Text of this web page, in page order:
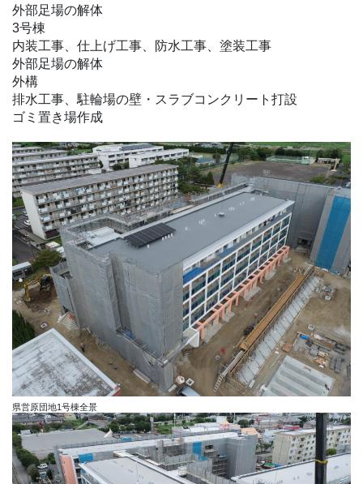
外部足場の解体
3号棟
内装工事、仕上げ工事、防水工事、塗装工事
外部足場の解体
外構
排水工事、駐輪場の壁・スラブコンクリート打設
ゴミ置き場作成
県営原団地1号棟全景